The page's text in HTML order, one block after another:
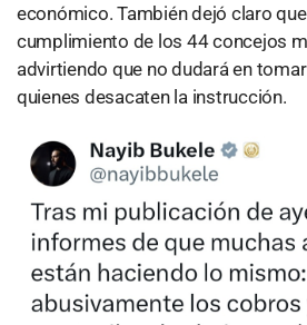
económico. También dejó claro
cumplimiento de los 44 concejos
advirtiendo que no dudará en
quienes desacaten la instrucción.